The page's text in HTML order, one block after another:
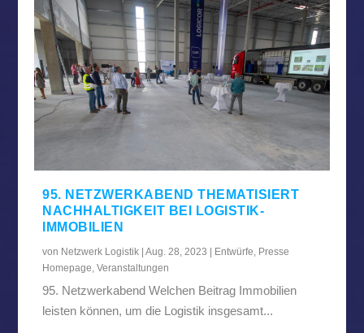
95. NETZWERKABEND THEMATISIERT
NACHHALTIGKEIT BEI LOGISTIK-
IMMOBILIEN
von Netzwerk Logistik |Aug. 28, 2023 Entwürfe, Presse
Homepage,Veranstaltungen
95. Netzwerkabend Welchen Beitrag Immobilien
leisten können, um die Logistik insgesamt...